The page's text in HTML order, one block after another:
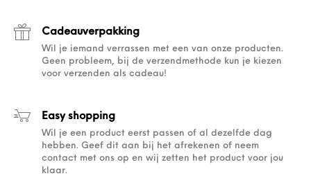
Cadeauverpakking
Wil je iemand verrassen met een van onze producten.
Geen probleem, bij de verzendmethode kun je kiezen
voor verzenden als cadeau!
Easy shopping
Wil je een product eerst passen of al dezelfde dag
hebben. Geef dit aan bij het afrekenen of neem
contact met ons op en wij zetten het product voor jou
klaar.